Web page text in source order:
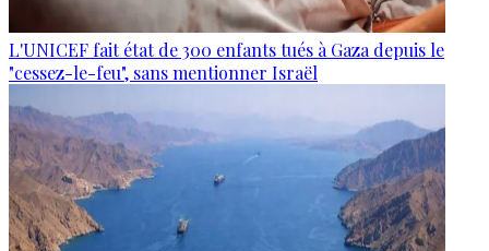
L'UNICEF fait état de 300 enfants tués à Gaza depuis le
"cessez-le-feu", sans mentionner Israël